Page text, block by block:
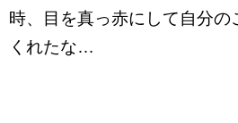
時、目を真っ赤にして自分
くれたな…